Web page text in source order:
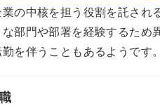
の中核を担う役割を託され
部門や部署を経験するため
を伴うこともあるようです。